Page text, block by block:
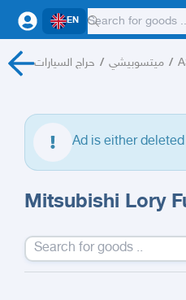
EN
حراج السيارات / ميتسوبيشي /
Ad is either
Mitsubishi Lory